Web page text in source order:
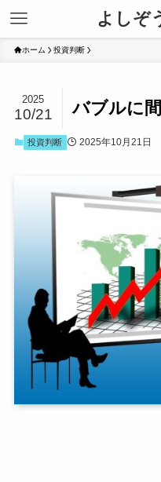
よしぞ
ホーム 投資判断
バブルに
2025
10/21
投資判断 2025年10月21日